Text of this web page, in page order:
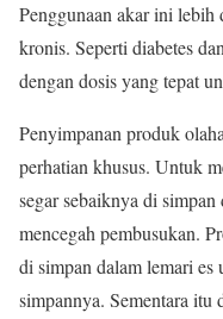
Penggunaan akar ini lebih
kronis. Seperti diabetes
dengan dosis yang tepat
Penyimpanan produk
perhatian khusus. Untuk
segar sebaiknya di
mencegah pembusukan.
di simpan dalam lemari es
simpannya. Sementara